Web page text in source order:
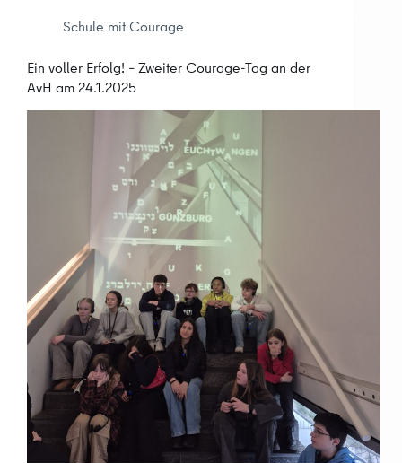
Schule mit Courage
Ein voller Erfolg! – Zweiter Courage-Tag an der
AvH am 24.1.2025